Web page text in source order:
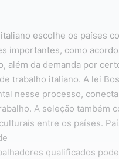
escolhe os países
importantes, como
além da demanda por
trabalho italiano. A lei
nesse processo,
A seleção também
entre os países.
qualificados